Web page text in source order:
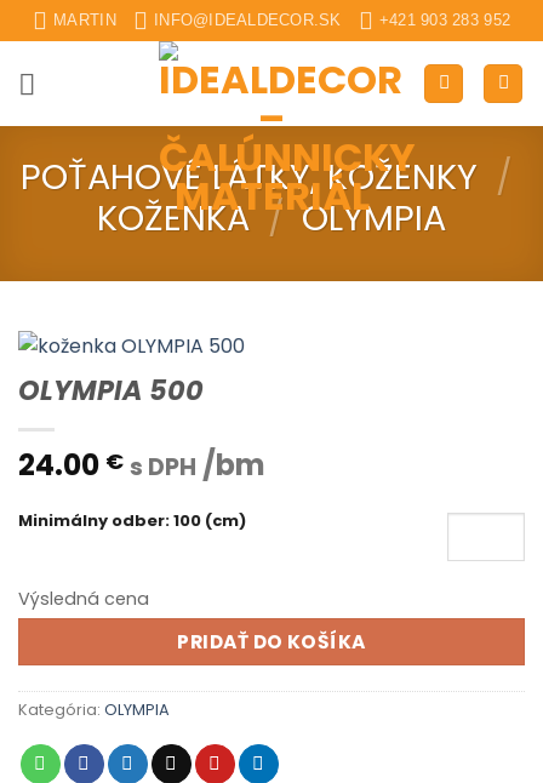
Skip
to
content
MARTIN INFO@IDEALDECOR.SK +421 903 283 952
POŤAHOVÉ LÁTKY, KOŽENKY /
KOŽENKA / OLYMPIA
OLYMPIA 500
24.00 € s DPH /bm
Minimálny odber: 100 (cm)
Výsledná cena
PRIDAŤ DO KOŠÍKA
Kategória: OLYMPIA